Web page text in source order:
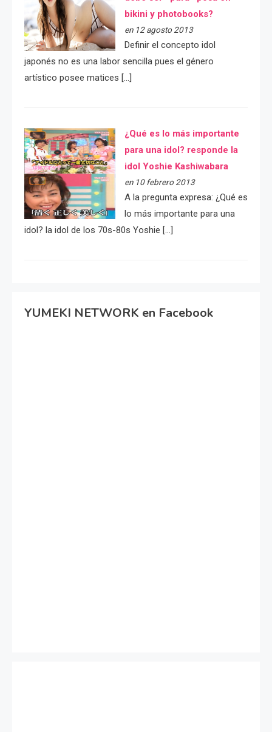
bikini y photobooks?
en 12 agosto 2013
Definir el concepto idol
japonés no es una labor sencilla pues el género
artístico posee matices […]
¿Qué es lo más importante
para una idol? responde la
idol Yoshie Kashiwabara
en 10 febrero 2013
A la pregunta expresa: ¿Qué es
lo más importante para una
idol? la idol de los 70s-80s Yoshie […]
YUMEKI NETWORK en Facebook